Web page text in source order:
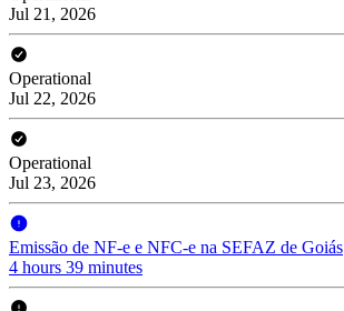
Jul 21, 2026
Operational
Jul 22, 2026
Operational
Jul 23, 2026
Emissão de NF-e e NFC-e na SEFAZ de Goiás
4 hours 39 minutes